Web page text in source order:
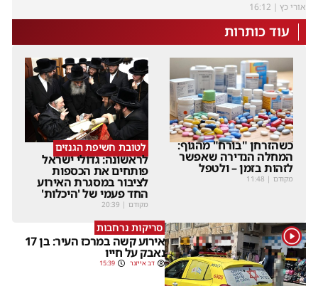
אורי כץ
עוד כותרות
כשהזרחן "בורח" מהגוף:
המחלה הנדירה שאפשר
לזהות בזמן – ולטפל
מקודם |
11:48
לטובת חשיפת הגנזים
לראשונה: גדולי ישראל
פותחים את הכספות
לציבור במסגרת האירוע
החד פעמי של 'היכלות'
מקודם |
20:39
1 סריקות נרחבות
אירוע קשה במרכז העיר: בן 17
נאבק על חייו
דב אייזנר 15:39